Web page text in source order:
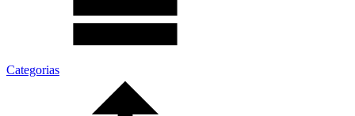
Categorias